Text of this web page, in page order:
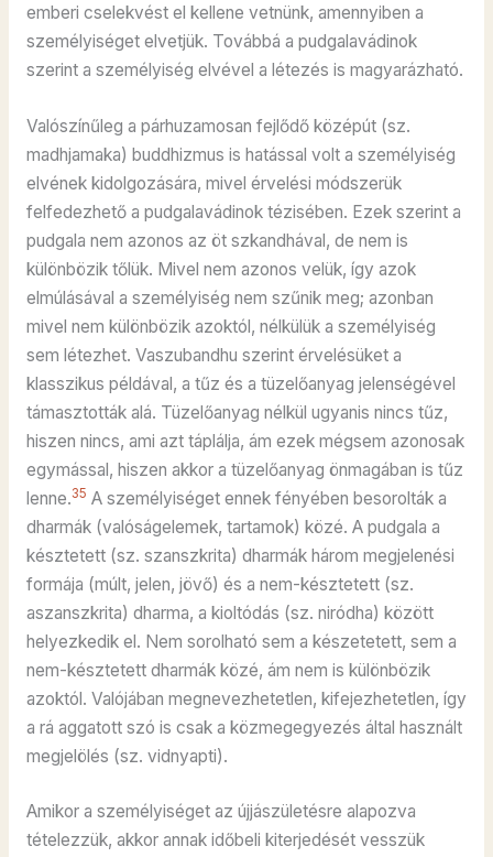
emberi cselekvést el kellene vetnünk, amennyiben a
személyiséget elvetjük. Továbbá a pudgalavádinok
szerint a személyiség elvével a létezés is magyarázható.
Valószínűleg a párhuzamosan fejlődő középút (sz.
madhjamaka) buddhizmus is hatással volt a személyiség
elvének kidolgozására, mivel érvelési módszerük
felfedezhető a pudgalavádinok tézisében. Ezek szerint a
pudgala nem azonos az öt szkandhával, de nem is
különbözik tőlük. Mivel nem azonos velük, így azok
elmúlásával a személyiség nem szűnik meg; azonban
mivel nem különbözik azoktól, nélkülük a személyiség
sem létezhet. Vaszubandhu szerint érvelésüket a
klasszikus példával, a tűz és a tüzelőanyag jelenségével
támasztották alá. Tüzelőanyag nélkül ugyanis nincs tűz,
hiszen nincs, ami azt táplálja, ám ezek mégsem azonosak
egymással, hiszen akkor a tüzelőanyag önmagában is tűz
lenne.35 A személyiséget ennek fényében besorolták a
dharmák (valóságelemek, tartamok) közé. A pudgala a
késztetett (sz. szanszkrita) dharmák három megjelenési
formája (múlt, jelen, jövő) és a nem-késztetett (sz.
aszanszkrita) dharma, a kioltódás (sz. niródha) között
helyezkedik el. Nem sorolható sem a készetetett, sem a
nem-késztetett dharmák közé, ám nem is különbözik
azoktól. Valójában megnevezhetetlen, kifejezhetetlen, így
a rá aggatott szó is csak a közmegegyezés által használt
megjelölés (sz. vidnyapti).
Amikor a személyiséget az újjászületésre alapozva
tételezzük, akkor annak időbeli kiterjedését vesszük